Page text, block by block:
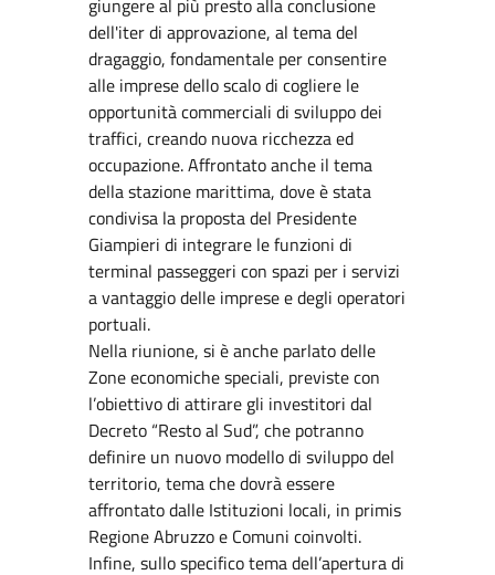
giungere al più presto alla conclusione
dell'iter di approvazione, al tema del
dragaggio, fondamentale per consentire
alle imprese dello scalo di cogliere le
opportunità commerciali di sviluppo dei
traffici, creando nuova ricchezza ed
occupazione. Affrontato anche il tema
della stazione marittima, dove è stata
condivisa la proposta del Presidente
Giampieri di integrare le funzioni di
terminal passeggeri con spazi per i servizi
a vantaggio delle imprese e degli operatori
portuali.
Nella riunione, si è anche parlato delle
Zone economiche speciali, previste con
l’obiettivo di attirare gli investitori dal
Decreto “Resto al Sud”, che potranno
definire un nuovo modello di sviluppo del
territorio, tema che dovrà essere
affrontato dalle Istituzioni locali, in primis
Regione Abruzzo e Comuni coinvolti.
Infine, sullo specifico tema dell’apertura di